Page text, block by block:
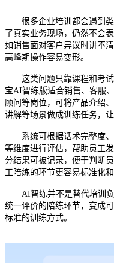
很多企业培训都会遇到
了真实业务现场，仍然不会
如销售面对客户异议时讲不
高峰期操作容易变形。
这类问题只靠课程和考
宝AI智练版适合销售、客服
顾问等岗位，可将产品介绍
讲解等场景做成训练任务，
系统可根据话术完整度
等维度进行评估，帮助员工
分结果可被记录，便于判断
工陪练的环节更容易标准化和
AI智练并不是替代培训
统一评价的陪练环节，变成
标准的训练方式。